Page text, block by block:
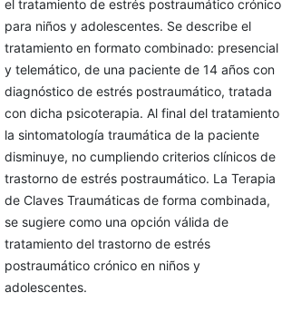
el tratamiento de estrés postraumático crónico
para niños y adolescentes. Se describe el
tratamiento en formato combinado: presencial
y telemático, de una paciente de 14 años con
diagnóstico de estrés postraumático, tratada
con dicha psicoterapia. Al final del tratamiento
la sintomatología traumática de la paciente
disminuye, no cumpliendo criterios clínicos de
trastorno de estrés postraumático. La Terapia
de Claves Traumáticas de forma combinada,
se sugiere como una opción válida de
tratamiento del trastorno de estrés
postraumático crónico en niños y
adolescentes.